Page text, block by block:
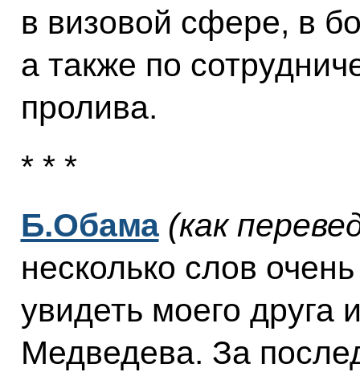
в визовой сфере, в
а также по
пролива.
* * *
Б.Обама (как
несколько слов
увидеть моего друга
Медведева. За